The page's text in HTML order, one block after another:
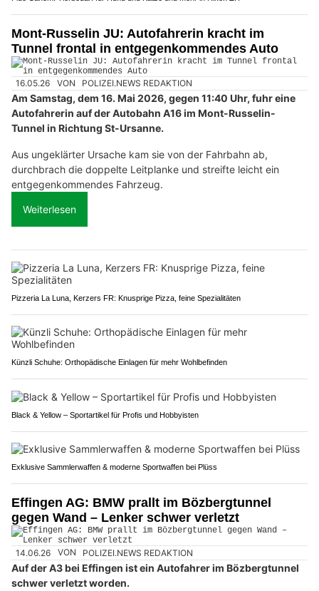
Mont-Russelin JU: Autofahrerin kracht im
Tunnel frontal in entgegenkommendes Auto
16.05.26 VON POLIZEI.NEWS REDAKTION
Am Samstag, dem 16. Mai 2026, gegen 11:40 Uhr, fuhr eine
Autofahrerin auf der Autobahn A16 im Mont-Russelin-
Tunnel in Richtung St-Ursanne.
Aus ungeklärter Ursache kam sie von der Fahrbahn ab,
durchbrach die doppelte Leitplanke und streifte leicht ein
entgegenkommendes Fahrzeug.
Weiterlesen
Pizzeria La Luna, Kerzers FR: Knusprige Pizza, feine Spezialitäten
Künzli Schuhe: Orthopädische Einlagen für mehr Wohlbefinden
Black & Yellow – Sportartikel für Profis und Hobbyisten
Exklusive Sammlerwaffen & moderne Sportwaffen bei Plüss
Effingen AG: BMW prallt im Bözbergtunnel
gegen Wand – Lenker schwer verletzt
14.06.26 VON POLIZEI.NEWS REDAKTION
Auf der A3 bei Effingen ist ein Autofahrer im Bözbergtunnel
schwer verletzt worden.